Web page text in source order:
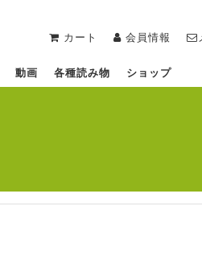
カート 会員情報
動画 各種読み物 ショップ